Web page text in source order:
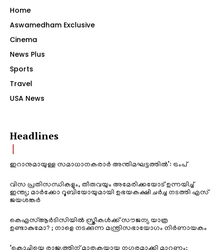
Home
Aswamedham Exclusive
Cinema
News Plus
Sports
Travel
USA News
Headlines
ഇറാനുമായുള്ള സമാധാനകരാർ അന്തിമഘട്ടത്തിൽ‌’: ട്രംപ്
വിസ പ്രതിസന്ധികളും, തീരുവയും അമേരിക്കയോട് ഉന്നയിച്ച്
ഇന്ത്യ; മാർക്കോ റൂബിയോയുമായി ഉഭയകക്ഷി ചർച്ച നടത്തി എസ്
ജയശങ്കർ
കെഎസ്ആർടിസിയിൽ സ്ത്രീകൾക്ക് സൗജന്യ യാത്ര
ഉണ്ടാകുമോ? ; നാളെ നടക്കുന്ന മന്ത്രിസഭായോഗം നിർണായകം